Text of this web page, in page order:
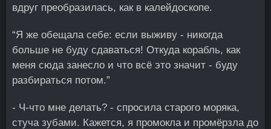
вдруг преобразилась, как в калейдоскопе.
“Я же обещала себе: если выживу - никогда
больше не буду сдаваться! Откуда корабль, как
меня сюда занесло и что всё это значит - буду
разбираться потом.”
- Ч-что мне делать? - спросила старого моряка,
стуча зубами. Кажется, я промокла и промёрзла до